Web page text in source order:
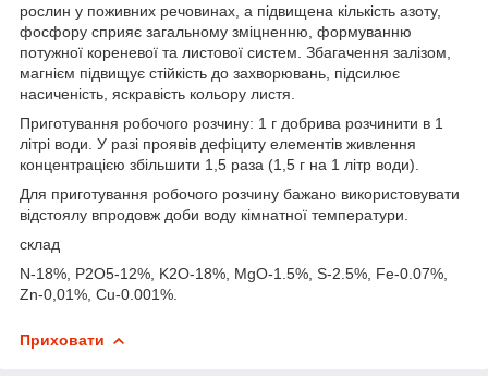
рослин у поживних речовинах, а підвищена кількість азоту,
фосфору сприяє загальному зміцненню, формуванню
потужної кореневої та листової систем. Збагачення залізом,
магнієм підвищує стійкість до захворювань, підсилює
насиченість, яскравість кольору листя.
Приготування робочого розчину: 1 г добрива розчинити в 1
літрі води. У разі проявів дефіциту елементів живлення
концентрацією збільшити 1,5 раза (1,5 г на 1 літр води).
Для приготування робочого розчину бажано використовувати
відстоялу впродовж доби воду кімнатної температури.
склад
N-18%, P2O5-12%, K2O-18%, MgO-1.5%, S-2.5%, Fe-0.07%,
Zn-0,01%, Cu-0.001%.
Приховати